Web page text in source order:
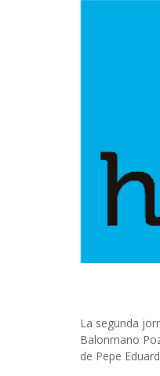
La segunda
Balonmano
de Pepe